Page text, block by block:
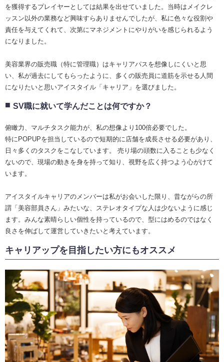
を獲得するプレイヤーとしては結果を出せていました。当時はメイクレ
ッスン以外の業務など興味すらありませんでしたが、私に色々な役割や
責任を与えてくれて、次第にマネジメントにやりがいを感じられるよう
になりました。
美容業界の販売職（特に管理職）はキャリアパスを想像しにくいと思
い、私が過去にしてもらったように、多くの販売員に道筋を示せる人間
になりたいと思いアイスタイル「キャリア」を選びました。
SV職に就いて学んだことは何ですか？
俯瞰力、マルチタスク能力が、私の想像より100倍必要でした。
特にPOPUPを担当しているので短期的に店舗を成長させる必要があり、
日々多くのタスクをこなしています。 売り場の頭数に入ることも少なく
ないので、現場の動きを身を持って知り、視野を広く持つよう心がけて
います。
アイスタイルキャリアのメンバーは私がお会いした限り、昔ながらの所
謂「美容部員さん」みたいな、ステレオタイプな人は少ないように感じ
ます。みんな素晴らしい個性を持っているので、型にはめるのではなく
良さを伸ばして運営していきたいと考えています。
キャリアップを目指したい方にもオススメ